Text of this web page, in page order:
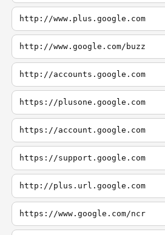
http://www.plus.google.com
http://www.google.com/buzz
http://accounts.google.com
https://plusone.google.com
https://account.google.com
https://support.google.com
http://plus.url.google.com
https://www.google.com/ncr